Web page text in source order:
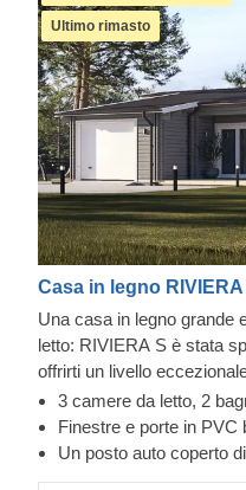
Ultimo rimasto
Casa in legno RIVIERA
Una casa in legno grande
letto: RIVIERA S è stata
offrirti un livello
spazi aperti sufficienti per
comunicazione con i tuoi
composta da cucina, zona
3 camere da letto, 2
Finestre e porte in PVC
Un posto auto coperto